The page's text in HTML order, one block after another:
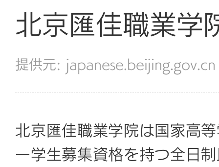
北京匯佳職業学
japanese.beijing.gov.cn
北京匯佳職業学院は国家高
一学生募集資格を持つ全日